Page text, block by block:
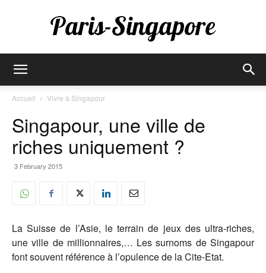
Singapore
Accueil Vivre à Singapour
Singapour, une ville de
riches uniquement ?
3 February 2015
La Suisse de l’Asie, le terrain de jeux des ultra-riches,
une ville de millionnaires,… Les surnoms de Singapour
font souvent référence à l’opulence de la Cite-Etat.